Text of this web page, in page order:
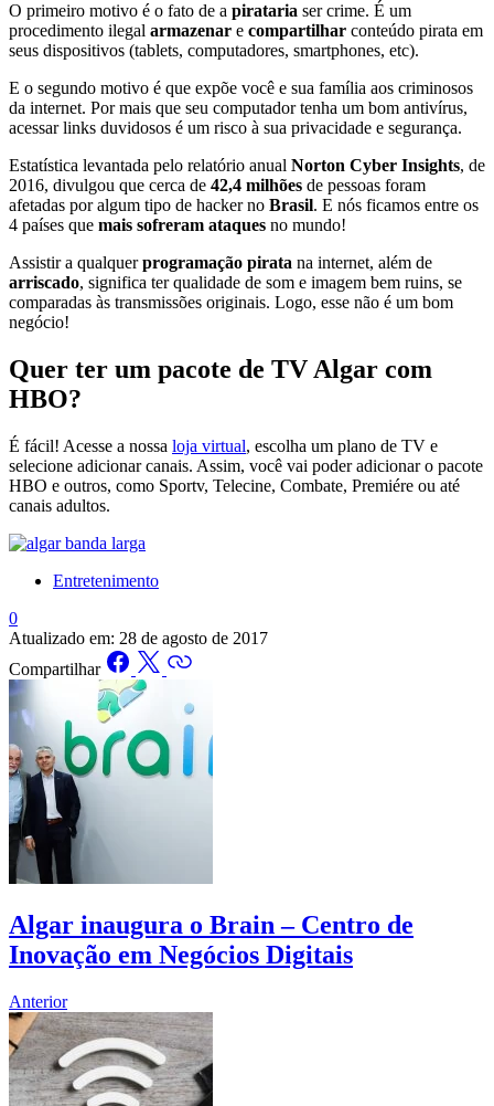
O primeiro motivo é o fato de a pirataria ser crime. É um
procedimento ilegal armazenar e compartilhar conteúdo pirata em
seus dispositivos (tablets, computadores, smartphones, etc).
E o segundo motivo é que expõe você e sua família aos criminosos
da internet. Por mais que seu computador tenha um bom antivírus,
acessar links duvidosos é um risco à sua privacidade e segurança.
Estatística levantada pelo relatório anual Norton Cyber Insights, de
2016, divulgou que cerca de 42,4 milhões de pessoas foram
afetadas por algum tipo de hacker no Brasil. E nós ficamos entre os
4 países que mais sofreram ataques no mundo!
Assistir a qualquerprogramação pirata na internet, além de
arriscado, significa ter qualidade de som e imagem bem ruins, se
comparadas às transmissões originais. Logo, esse não é um bom
negócio!
Quer ter um pacote de TV Algar com
HBO?
É fácil! Acesse a nossa loja virtual, escolha um plano de TV e
selecione adicionar canais. Assim, você vai poder adicionar o pacote
HBO e outros, como Sportv, Telecine, Combate, Premiére ou até
canais adultos.
Entretenimento
0
Atualizado em: 28 de agosto de 2017
Compartilhar
Algar inaugura o Brain – Centro de
Inovação em Negócios Digitais
Anterior